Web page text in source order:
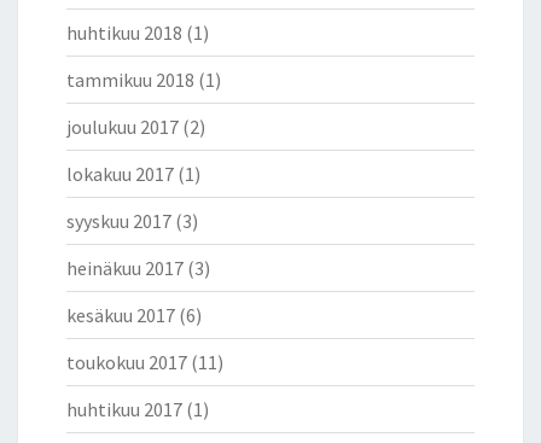
huhtikuu 2018 (1)
tammikuu 2018 (1)
joulukuu 2017 (2)
lokakuu 2017 (1)
syyskuu 2017 (3)
heinäkuu 2017 (3)
kesäkuu 2017 (6)
toukokuu 2017 (11)
huhtikuu 2017 (1)